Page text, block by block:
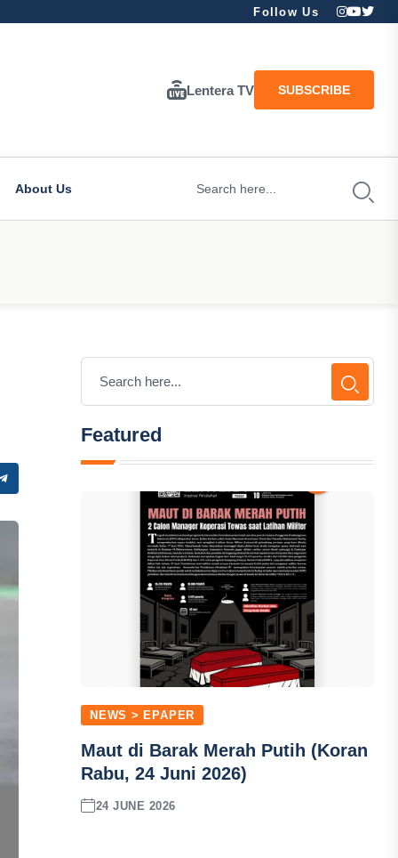
Follow Us
Lentera TV SUBSCRIBE
About Us
Featured
NEWS > EPAPER
Maut di Barak Merah Putih (Koran
Rabu, 24 Juni 2026)
24 JUNE 2026